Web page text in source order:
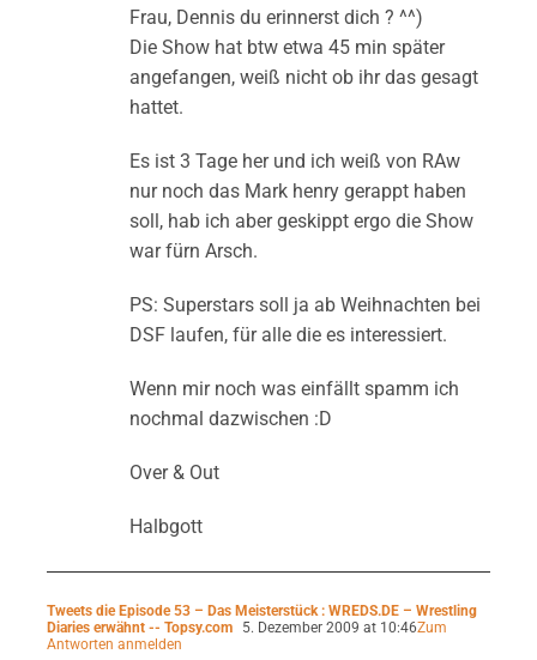
Frau, Dennis du erinnerst dich ? ^^)
Die Show hat btw etwa 45 min später
angefangen, weiß nicht ob ihr das gesagt
hattet.
Es ist 3 Tage her und ich weiß von RAw
nur noch das Mark henry gerappt haben
soll, hab ich aber geskippt ergo die Show
war fürn Arsch.
PS: Superstars soll ja ab Weihnachten bei
DSF laufen, für alle die es interessiert.
Wenn mir noch was einfällt spamm ich
nochmal dazwischen :D
Over & Out
Halbgott
Tweets die Episode 53 – Das Meisterstück : WREDS.DE – Wrestling
Diaries erwähnt -- Topsy.com
5. Dezember 2009 at 10:46Zum
Antworten anmelden